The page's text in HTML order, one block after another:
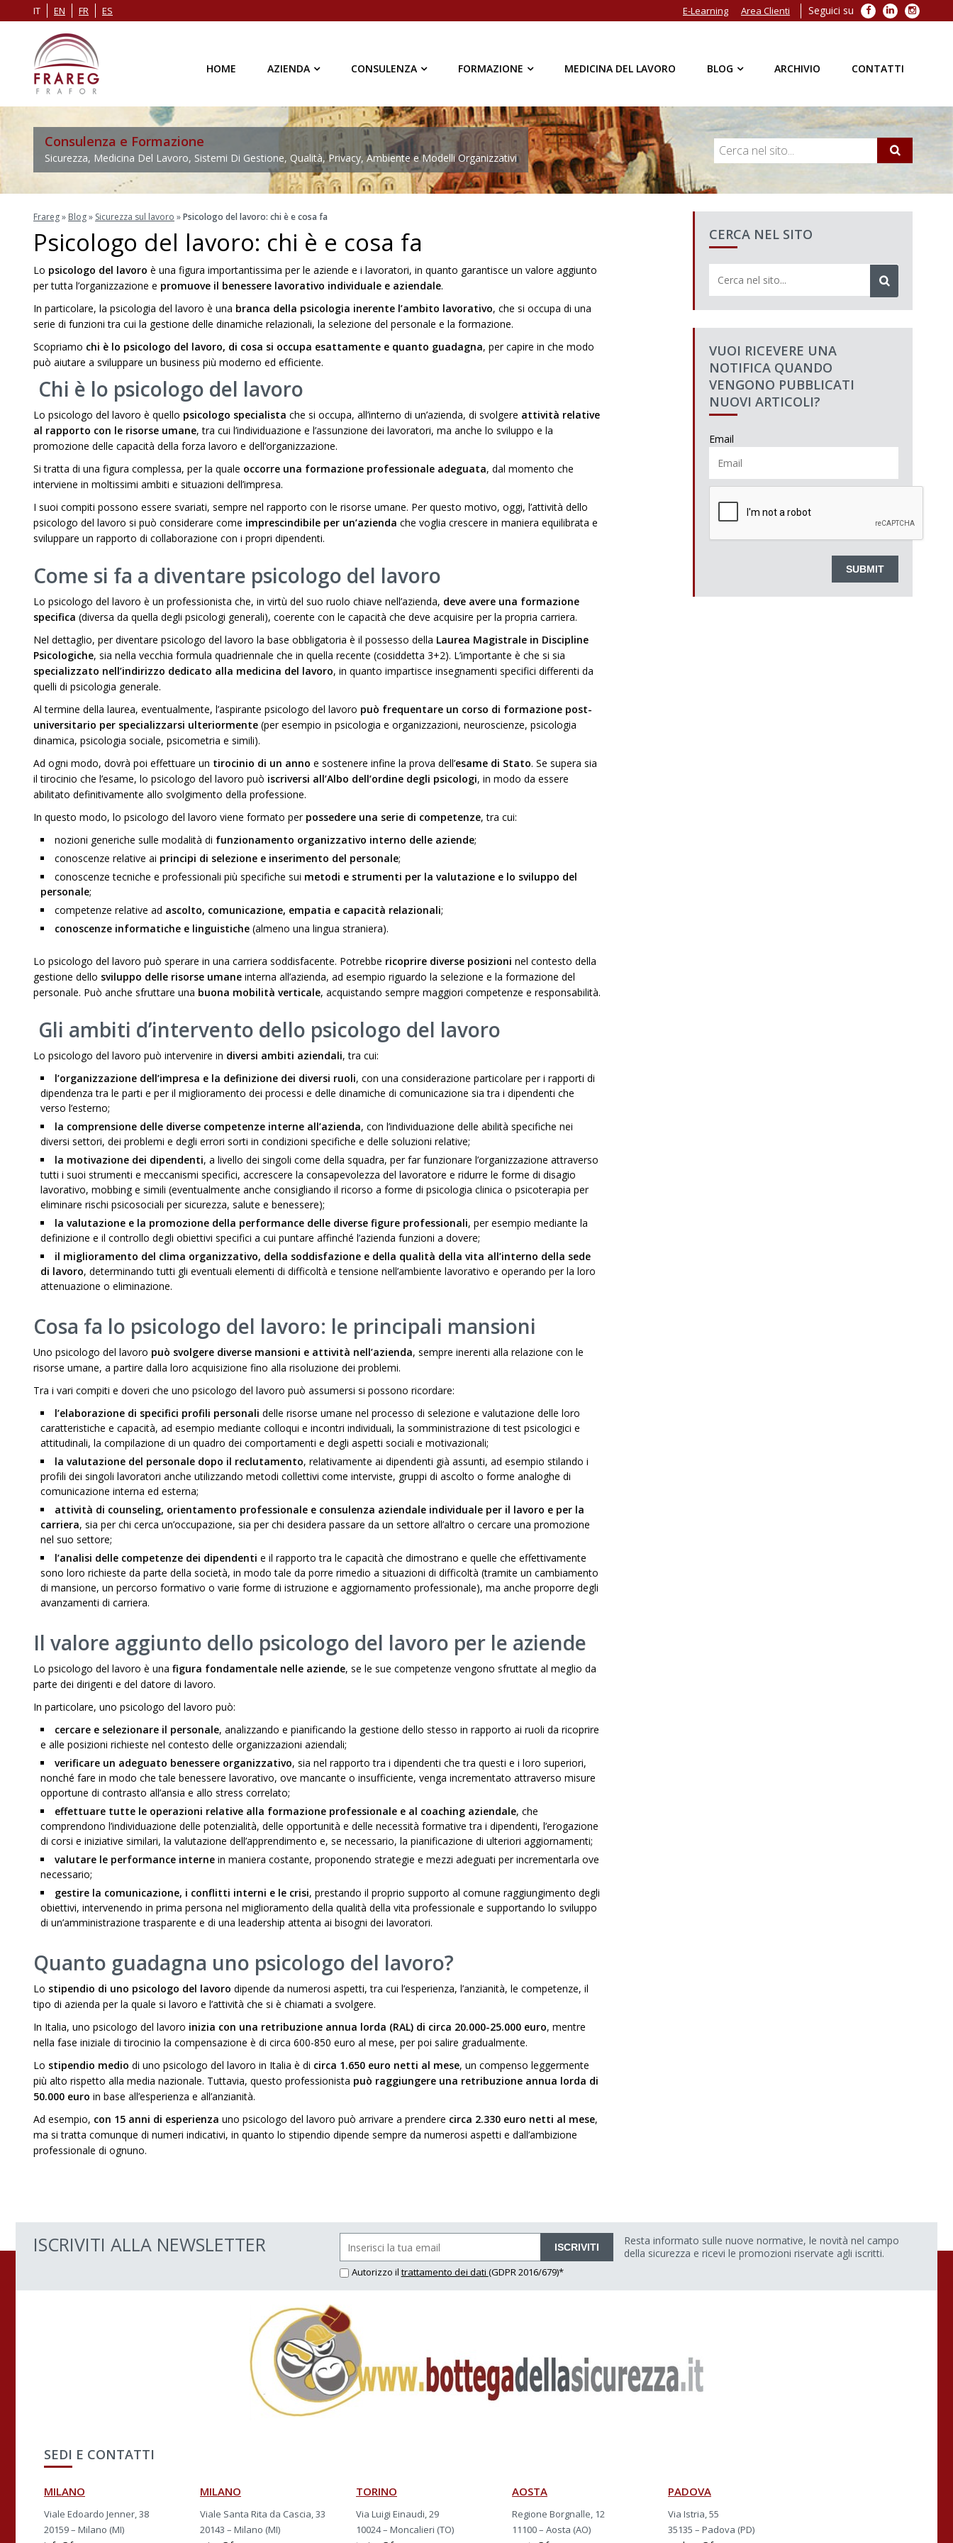
IT EN FR ES Seguici su Facebook
LinkedIn
E-Learning Area Clienti
HOME AZIENDA CONSULENZA FORMAZIONE MEDICINA DEL LAVORO BLOG ARCHIVIO CONTATTI
Consulenza e Formazione
Sicurezza, Medicina Del Lavoro, Sistemi Di Gestione, Qualità, Privacy, Ambiente e Modelli Organizzativi
Frareg» Blog» Sicurezza sul lavoro »Psicologo del lavoro: chi è e cosa fa
Psicologo del lavoro: chi è e cosa fa
Lo psicologo del lavoro è una figura importantissima per le aziende e i lavoratori, in quanto garantisce un valore aggiunto
per tutta l’organizzazione e promuove il benessere lavorativo individuale e aziendale.
In particolare, la psicologia del lavoro è una branca della psicologia inerente l’ambito lavorativo, che si occupa di una
serie di funzioni tra cui la gestione delle dinamiche relazionali, la selezione del personale e la formazione.
Scopriamo chi è lo psicologo del lavoro, di cosa si occupa esattamente e quanto guadagna, per capire in che modo
può aiutare a sviluppare un business più moderno ed efficiente.
Chi è lo psicologo del lavoro
Lo psicologo del lavoro è quello psicologo specialista che si occupa, all’interno di un’azienda, di svolgere attività relative
al rapporto con le risorse umane, tra cui l’individuazione e l’assunzione dei lavoratori, ma anche lo sviluppo e la
promozione delle capacità della forza lavoro e dell’organizzazione.
Si tratta di una figura complessa, per la quale occorre una formazione professionale adeguata, dal momento che
interviene in moltissimi ambiti e situazioni dell’impresa.
I suoi compiti possono essere svariati, sempre nel rapporto con le risorse umane. Per questo motivo, oggi, l’attività dello
psicologo del lavoro si può considerare come imprescindibile per un’azienda che voglia crescere in maniera equilibrata e
sviluppare un rapporto di collaborazione con i propri dipendenti.
Come si fa a diventare psicologo del lavoro
Lo psicologo del lavoro è un professionista che, in virtù del suo ruolo chiave nell’azienda, deve avere una formazione
specifica (diversa da quella degli psicologi generali), coerente con le capacità che deve acquisire per la propria carriera.
Nel dettaglio, per diventare psicologo del lavoro la base obbligatoria è il possesso della Laurea Magistrale in Discipline
Psicologiche, sia nella vecchia formula quadriennale che in quella recente (cosiddetta 3+2). L’importante è che si sia
specializzato nell’indirizzo dedicato alla medicina del lavoro, in quanto impartisce insegnamenti specifici differenti da
quelli di psicologia generale.
Al termine della laurea, eventualmente, l’aspirante psicologo del lavoro può frequentare un corso di formazione post-
universitario per specializzarsi ulteriormente (per esempio in psicologia e organizzazioni, neuroscienze, psicologia
dinamica, psicologia sociale, psicometria e simili).
Ad ogni modo, dovrà poi effettuare un tirocinio di un anno e sostenere infine la prova dell’esame di Stato. Se supera sia
il tirocinio che l’esame, lo psicologo del lavoro può iscriversi all’Albo dell’ordine degli psicologi, in modo da essere
abilitato definitivamente allo svolgimento della professione.
In questo modo, lo psicologo del lavoro viene formato per possedere una serie di competenze, tra cui:
nozioni generiche sulle modalità di funzionamento organizzativo interno delle aziende;
conoscenze relative ai principi di selezione e inserimento del personale;
conoscenze tecniche e professionali più specifiche sui metodi e strumenti per la valutazione e lo sviluppo del
personale;
competenze relative ad ascolto, comunicazione, empatia e capacità relazionali;
conoscenze informatiche e linguistiche (almeno una lingua straniera).
Lo psicologo del lavoro può sperare in una carriera soddisfacente. Potrebbe ricoprire diverse posizioni nel contesto della
gestione dello sviluppo delle risorse umane interna all’azienda, ad esempio riguardo la selezione e la formazione del
personale. Può anche sfruttare una buona mobilità verticale, acquistando sempre maggiori competenze e responsabilità.
Gli ambiti d’intervento dello psicologo del lavoro
Lo psicologo del lavoro può intervenire in diversi ambiti aziendali, tra cui:
l’organizzazione dell’impresa e la definizione dei diversi ruoli, con una considerazione particolare per i rapporti di
dipendenza tra le parti e per il miglioramento dei processi e delle dinamiche di comunicazione sia tra i dipendenti che
verso l’esterno;
la comprensione delle diverse competenze interne all’azienda, con l’individuazione delle abilità specifiche nei
diversi settori, dei problemi e degli errori sorti in condizioni specifiche e delle soluzioni relative;
la motivazione dei dipendenti, a livello dei singoli come della squadra, per far funzionare l’organizzazione attraverso
tutti i suoi strumenti e meccanismi specifici, accrescere la consapevolezza del lavoratore e ridurre le forme di disagio
lavorativo, mobbing e simili (eventualmente anche consigliando il ricorso a forme di psicologia clinica o psicoterapia per
eliminare rischi psicosociali per sicurezza, salute e benessere);
la valutazione e la promozione della performance delle diverse figure professionali, per esempio mediante la
definizione e il controllo degli obiettivi specifici a cui puntare affinché l’azienda funzioni a dovere;
il miglioramento del clima organizzativo, della soddisfazione e della qualità della vita all’interno della sede
di lavoro, determinando tutti gli eventuali elementi di difficoltà e tensione nell’ambiente lavorativo e operando per la loro
attenuazione o eliminazione.
Cosa fa lo psicologo del lavoro: le principali mansioni
Uno psicologo del lavoro può svolgere diverse mansioni e attività nell’azienda, sempre inerenti alla relazione con le
risorse umane, a partire dalla loro acquisizione fino alla risoluzione dei problemi.
Tra i vari compiti e doveri che uno psicologo del lavoro può assumersi si possono ricordare:
l’elaborazione di specifici profili personali delle risorse umane nel processo di selezione e valutazione delle loro
caratteristiche e capacità, ad esempio mediante colloqui e incontri individuali, la somministrazione di test psicologici e
attitudinali, la compilazione di un quadro dei comportamenti e degli aspetti sociali e motivazionali;
la valutazione del personale dopo il reclutamento, relativamente ai dipendenti già assunti, ad esempio stilando i
profili dei singoli lavoratori anche utilizzando metodi collettivi come interviste, gruppi di ascolto o forme analoghe di
comunicazione interna ed esterna;
attività di counseling, orientamento professionale e consulenza aziendale individuale per il lavoro e per la
carriera, sia per chi cerca un’occupazione, sia per chi desidera passare da un settore all’altro o cercare una promozione
nel suo settore;
l’analisi delle competenze dei dipendenti e il rapporto tra le capacità che dimostrano e quelle che effettivamente
sono loro richieste da parte della società, in modo tale da porre rimedio a situazioni di difficoltà (tramite un cambiamento
di mansione, un percorso formativo o varie forme di istruzione e aggiornamento professionale), ma anche proporre degli
avanzamenti di carriera.
Il valore aggiunto dello psicologo del lavoro per le aziende
Lo psicologo del lavoro è una figura fondamentale nelle aziende, se le sue competenze vengono sfruttate al meglio da
parte dei dirigenti e del datore di lavoro.
In particolare, uno psicologo del lavoro può:
cercare e selezionare il personale, analizzando e pianificando la gestione dello stesso in rapporto ai ruoli da ricoprire
e alle posizioni richieste nel contesto delle organizzazioni aziendali;
verificare un adeguato benessere organizzativo, sia nel rapporto tra i dipendenti che tra questi e i loro superiori,
nonché fare in modo che tale benessere lavorativo, ove mancante o insufficiente, venga incrementato attraverso misure
opportune di contrasto all’ansia e allo stress correlato;
effettuare tutte le operazioni relative alla formazione professionale e al coaching aziendale, che
comprendono l’individuazione delle potenzialità, delle opportunità e delle necessità formative tra i dipendenti, l’erogazione
di corsi e iniziative similari, la valutazione dell’apprendimento e, se necessario, la pianificazione di ulteriori aggiornamenti;
valutare le performance interne in maniera costante, proponendo strategie e mezzi adeguati per incrementarla ove
necessario;
gestire la comunicazione, i conflitti interni e le crisi, prestando il proprio supporto al comune raggiungimento degli
obiettivi, intervenendo in prima persona nel miglioramento della qualità della vita professionale e supportando lo sviluppo
di un’amministrazione trasparente e di una leadership attenta ai bisogni dei lavoratori.
Quanto guadagna uno psicologo del lavoro?
Lo stipendio di uno psicologo del lavoro dipende da numerosi aspetti, tra cui l’esperienza, l’anzianità, le competenze, il
tipo di azienda per la quale si lavoro e l’attività che si è chiamati a svolgere.
In Italia, uno psicologo del lavoro inizia con una retribuzione annua lorda (RAL) di circa 20.000-25.000 euro, mentre
nella fase iniziale di tirocinio la compensazione è di circa 600-850 euro al mese, per poi salire gradualmente.
Lo stipendio medio di uno psicologo del lavoro in Italia è di circa 1.650 euro netti al mese, un compenso leggermente
più alto rispetto alla media nazionale. Tuttavia, questo professionista può raggiungere una retribuzione annua lorda di
50.000 euro in base all’esperienza e all’anzianità.
Ad esempio, con 15 anni di esperienza uno psicologo del lavoro può arrivare a prendere circa 2.330 euro netti al mese,
ma si tratta comunque di numeri indicativi, in quanto lo stipendio dipende sempre da numerosi aspetti e dall’ambizione
professionale di ognuno.
CERCA NEL SITO
VUOI RICEVERE UNA
NOTIFICA QUANDO
VENGONO PUBBLICATI
NUOVI ARTICOLI?
Email
ISCRIVITI ALLA NEWSLETTER ISCRIVITI
Autorizzo il trattamento dei dati (GDPR 2016/679)*
Resta informato sulle nuove normative, le novità nel campo
della sicurezza e ricevi le promozioni riservate agli iscritti.
SEDI E CONTATTI
MILANO
Viale Edoardo Jenner, 38
20159 – Milano (MI)
MILANO
Viale Santa Rita da Cascia, 33
20143 – Milano (MI)
TORINO
Via Luigi Einaudi, 29
10024 – Moncalieri (TO)
AOSTA
Regione Borgnalle, 12
11100 – Aosta (AO)
PADOVA
Via Istria, 55
35135 – Padova (PD)